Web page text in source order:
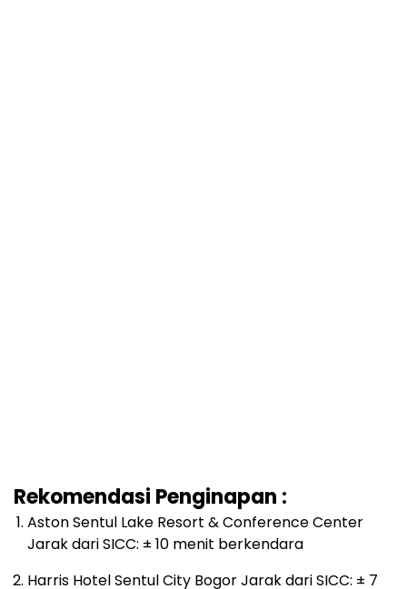
Rekomendasi Penginapan :
Aston Sentul Lake Resort & Conference Center
Jarak dari SICC: ± 10 menit berkendara
Harris Hotel Sentul City Bogor Jarak dari SICC: ± 7